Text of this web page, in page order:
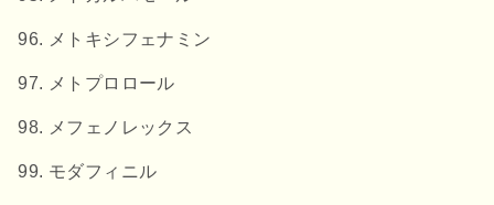
メトキシフェナミン
メトプロロール
メフェノレックス
モダフィニル